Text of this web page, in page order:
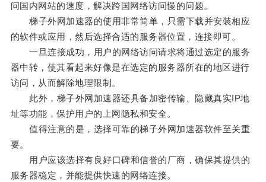
问国内网站的速度，解决跨国网络访问慢的问题。
梯子外网加速器的使用非常简单，只需下载并安装相应
的软件或应用，然后选择合适的服务器位置，连接即可。
一旦连接成功，用户的网络访问请求将通过选定的服务
器中转，使其看起来好像是在选定的服务器所在的地区进行
访问，从而解除地理限制。
此外，梯子外网加速器还具备加密传输、隐藏真实IP地
址等功能，保护用户的上网隐私和安全。
值得注意的是，选择可靠的梯子外网加速器软件至关重
要。
用户应该选择有良好口碑和信誉的厂商，确保其提供的
服务器稳定，并能提供快速的网络连接。